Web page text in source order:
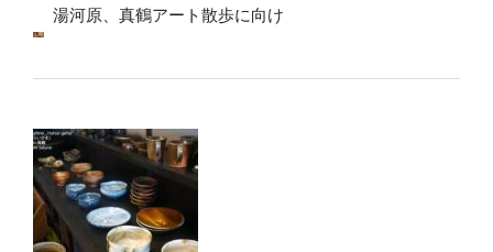
湯河原、真鶴アート散歩に向け